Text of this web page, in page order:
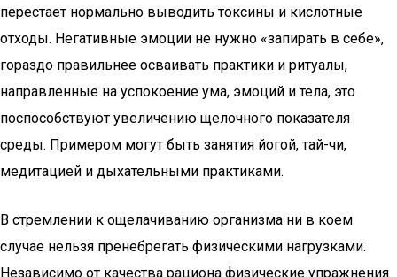
перестает нормально выводить токсины и кислотные
отходы. Негативные эмоции не нужно «запирать в себе»,
гораздо правильнее осваивать практики и ритуалы,
направленные на успокоение ума, эмоций и тела, это
поспособствуют увеличению щелочного показателя
среды. Примером могут быть занятия йогой, тай-чи,
медитацией и дыхательными практиками.
В стремлении к ощелачиванию организма ни в коем
случае нельзя пренебрегать физическими нагрузками.
Независимо от качества рациона физические упражнения